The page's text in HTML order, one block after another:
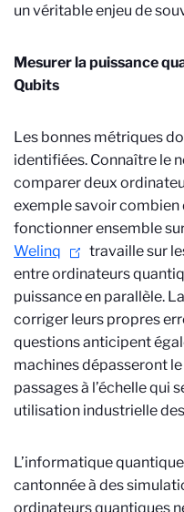
un véritable enjeu de
Mesurer la puissance
Qubits
Les bonnes métriques
identifiées. Connaître le
comparer deux
exemple savoir combien
fonctionner ensemble
Welinq
travaille sur
entre ordinateurs
puissance en parallèle.
corriger leurs propres
questions anticipent
machines dépasseront
passages à l’échelle qui
utilisation industrielle
L’informatique
cantonnée à des
ordinateurs quantiques